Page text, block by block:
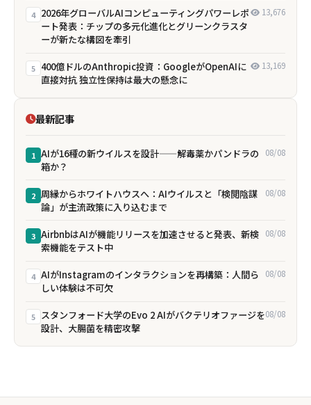
4 2026年グローバルAIコンピューティングパワーレポ
ート発表：チップの多元化進化とグリーンクラスタ
ーが新たな構図を牽引
13,676
5 400億ドルのAnthropic投資：GoogleがOpenAIに
直接対抗 独立性保持は最大の懸念に
13,169
最新記事
1 AIが16種の新ウイルスを設計——解毒薬かパンドラの
箱か？
08/08
2 周縁からホワイトハウスへ：AIウイルスと「検閲陰謀
論」が主流政策に入り込むまで
08/08
3 AirbnbはAIが機能リリースを加速させると発表、新検
索機能をテスト中
08/08
4 AIがInstagramのインタラクションを再構築：人間ら
しい体験は不可欠
08/08
5 スタンフォード大学のEvo 2 AIがバクテリオファージを
設計、大腸菌を精密攻撃
08/08